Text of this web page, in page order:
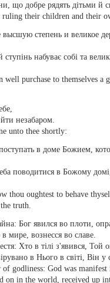
що добре рядять дітьми й
their children and their
степень и великое
набуває собі та
purchase to themselves a
незабаром.
unto thee shortly:
в доме Божием,
поводитися в Божому
thou oughtest to behave
truth.
Бог явился во плоти,
мире, вознесся во славе.
Хто в тілі з'явився,
в Нього в світі, Він у
godliness: God was
on in the world, received up